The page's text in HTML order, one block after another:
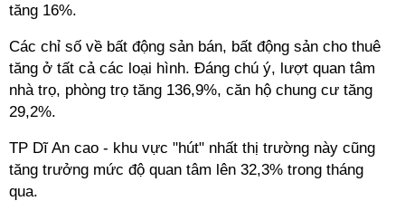
tăng 16%.
Các chỉ số về bất động sản bán, bất động sản cho thuê
tăng ở tất cả các loại hình. Đáng chú ý, lượt quan tâm
nhà trọ, phòng trọ tăng 136,9%, căn hộ chung cư tăng
29,2%.
TP Dĩ An cao - khu vực "hút" nhất thị trường này cũng
tăng trưởng mức độ quan tâm lên 32,3% trong tháng
qua.